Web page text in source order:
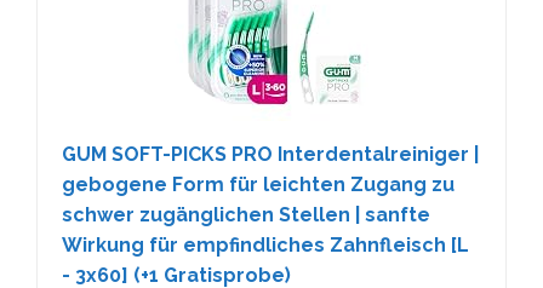
GUM SOFT-PICKS PRO Interdentalreiniger |
gebogene Form für leichten Zugang zu
schwer zugänglichen Stellen | sanfte
Wirkung für empfindliches Zahnfleisch [L
- 3x60] (+1 Gratisprobe)